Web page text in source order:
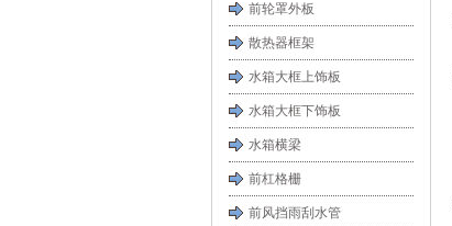
前轮罩外板
散热器框架
水箱大框上饰板
水箱大框下饰板
水箱横梁
前杠格栅
前风挡雨刮水管